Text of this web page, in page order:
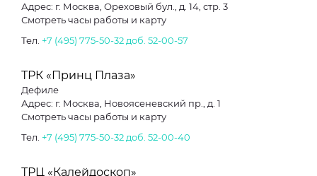
Адрес: г. Москва, Ореховый бул., д. 14, стр. 3
Смотреть часы работы и карту
Тел. +7 (495) 775-50-32 доб. 52-00-57
ТРК «Принц Плаза»
Дефиле
Адрес: г. Москва, Новоясеневский пр., д. 1
Смотреть часы работы и карту
Тел. +7 (495) 775-50-32 доб. 52-00-40
ТРЦ «Калейдоскоп»